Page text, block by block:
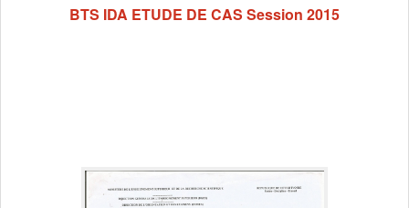
BTS IDA ETUDE DE CAS Session 2015